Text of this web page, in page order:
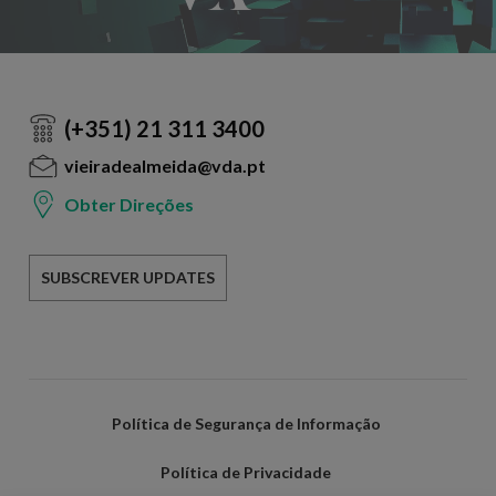
(+351) 21 311 3400
vieiradealmeida@vda.pt
Obter Direções
SUBSCREVER UPDATES
Política de Segurança de Informação
Política de Privacidade